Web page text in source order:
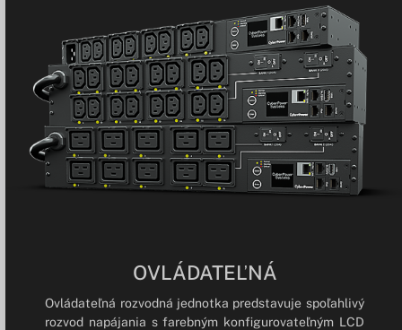
OVLÁDATEĽNÁ
Ovládateľná rozvodná jednotka predstavuje spoľahlivý
rozvod napájania s farebným konfigurovateľným LCD